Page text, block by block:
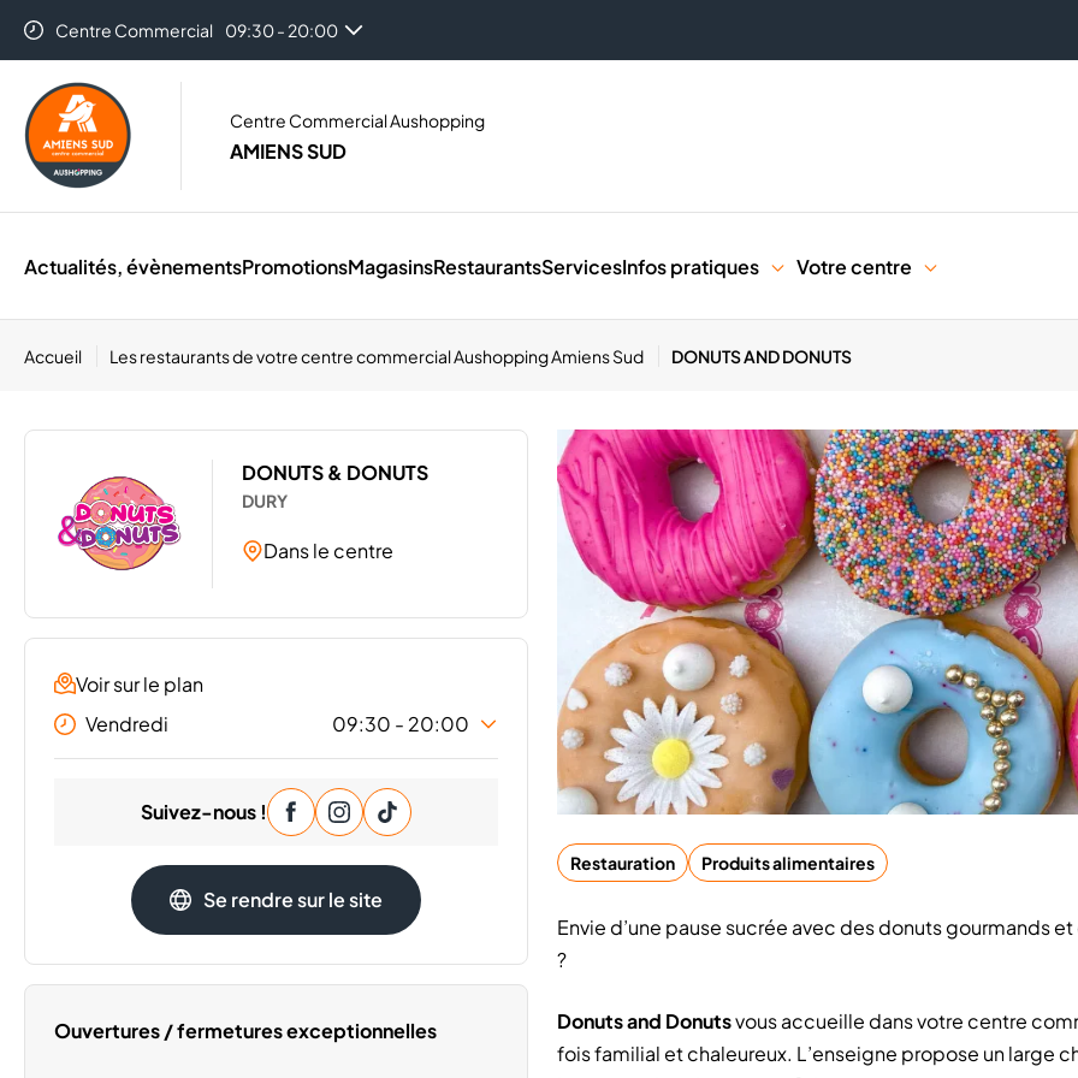
Centre Commercial
09:30 - 20:00
Auchan Amiens 08:30 - 21:00
Centre Commercial Aushopping
AMIENS SUD
Actualités, évènementsPromotionsMagasinsRestaurantsServicesInfos pratiques Votre centre
Accueil Les restaurants de votre centre commercial Aushopping Amiens Sud DONUTS AND DONUTS
DONUTS & DONUTS
DURY
Dans le centre
Voir sur le plan
Vendredi
09:30 - 20:00
09:30 - 20:00
09:30 - 20:00
09:30 - 20:00
Samedi
09:30 - 20:00
Suivez-nous !
Se rendre sur le site
Ouvertures / fermetures exceptionnelles
Restauration Produits alimentaires
Envie d’une pause sucrée avec des donuts gourmands
?
Donuts and Donutsvous accueille dans votre centre
fois familial et chaleureux. L’enseigne propose un large